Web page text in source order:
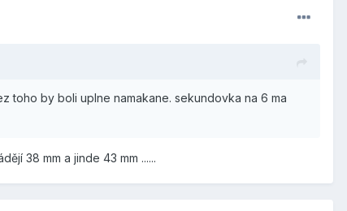
toho by boli uplne namakane. sekundovka na 6 ma
38 mm a jinde 43 mm ......